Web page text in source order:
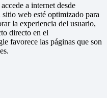
a internet desde
web esté optimizado para
la experiencia del usuario,
directo en el
favorece las páginas que son